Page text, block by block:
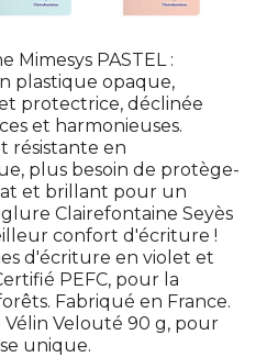
Mimesys PASTEL :
plastique opaque,
protectrice, déclinée
et harmonieuses.
résistante en
plus besoin de protège-
et brillant pour un
Clairefontaine Seyès
confort d'écriture !
d'écriture en violet et
PEFC, pour la
Fabriqué en France.
Velouté 90 g, pour
unique.